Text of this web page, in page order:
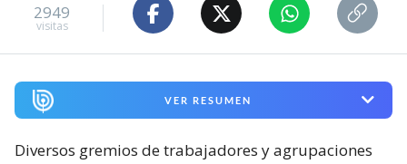
2949
visitas
VER RESUMEN
Diversos gremios de trabajadores y agrupaciones